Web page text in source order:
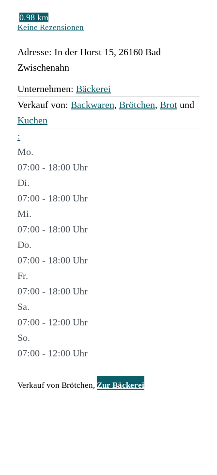
0.98 km
Keine Rezensionen
Adresse: In der Horst 15, 26160 Bad
Zwischenahn
Unternehmen: Bäckerei
Verkauf von: Backwaren, Brötchen, Brot und
Kuchen
:
Mo.
07:00 - 18:00
Di.
07:00 - 18:00
Mi.
07:00 - 18:00
Do.
07:00 - 18:00
Fr.
07:00 - 18:00
Sa.
07:00 - 12:00
So.
07:00 - 12:00
Verkauf von Brötchen, Zur Bäckerei